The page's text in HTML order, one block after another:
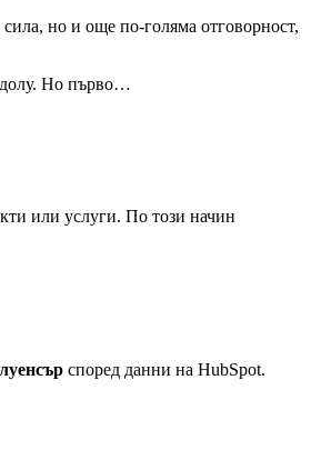
но и още по-голяма отговорност,
Но първо…
или услуги. По този начин
според данни на HubSpot.